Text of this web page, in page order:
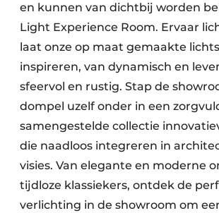
en kunnen van dichtbij worden
Light Experience Room. Ervaar
laat onze op maat gemaakte
inspireren, van dynamisch en
sfeervol en rustig. Stap de
dompel uzelf onder in een
samengestelde collectie
die naadloos integreren in
visies. Van elegante en moderne
tijdloze klassiekers, ontdek de
verlichting in de showroom om